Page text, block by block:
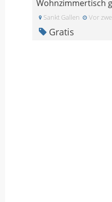
Wohnzimmertisch
Sankt Gallen Vor
Gratis